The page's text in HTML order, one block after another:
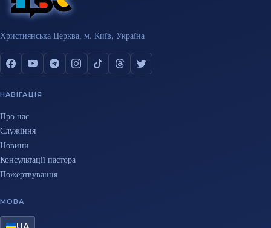
Християнська Церква, м. Київ, Україна
НАВІГАЦІЯ
Про нас
Служіння
Новини
Консультації пастора
Пожертвування
МОВА